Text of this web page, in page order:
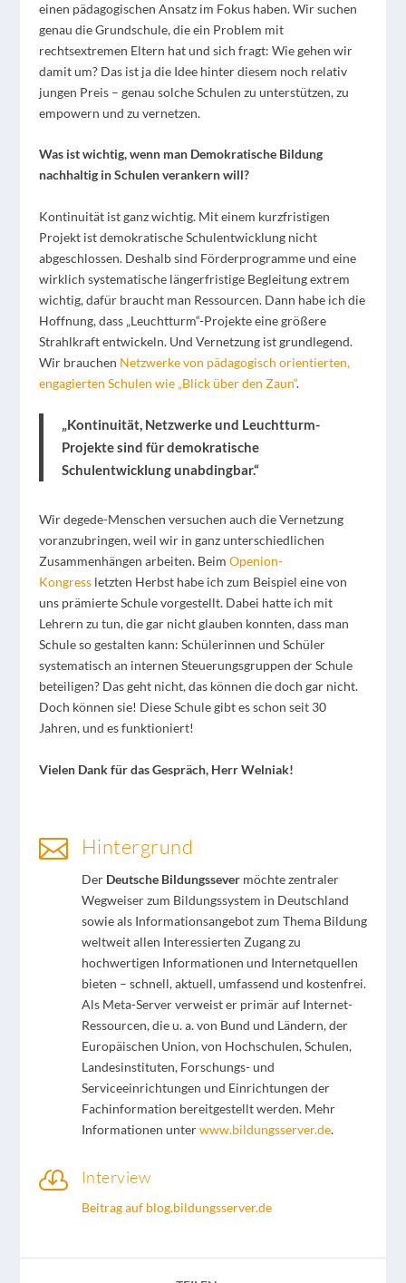
einen pädagogischen Ansatz im Fokus haben. Wir suchen
genau die Grundschule, die ein Problem mit
rechtsextremen Eltern hat und sich fragt: Wie gehen wir
damit um? Das ist ja die Idee hinter diesem noch relativ
jungen Preis – genau solche Schulen zu unterstützen, zu
empowern und zu vernetzen.
Was ist wichtig, wenn man Demokratische Bildung
nachhaltig in Schulen verankern will?
Kontinuität ist ganz wichtig. Mit einem kurzfristigen
Projekt ist demokratische Schulentwicklung nicht
abgeschlossen. Deshalb sind Förderprogramme und eine
wirklich systematische längerfristige Begleitung extrem
wichtig, dafür braucht man Ressourcen. Dann habe ich die
Hoffnung, dass „Leuchtturm“-Projekte eine größere
Strahlkraft entwickeln. Und Vernetzung ist grundlegend.
Wir brauchen Netzwerke von pädagogisch orientierten,
engagierten Schulen wie „Blick über den Zaun“.
„Kontinuität, Netzwerke und Leuchtturm-
Projekte sind für demokratische
Schulentwicklung unabdingbar.“
Wir degede-Menschen versuchen auch die Vernetzung
voranzubringen, weil wir in ganz unterschiedlichen
Zusammenhängen arbeiten. Beim Openion-
Kongress letzten Herbst habe ich zum Beispiel eine von
uns prämierte Schule vorgestellt. Dabei hatte ich mit
Lehrern zu tun, die gar nicht glauben konnten, dass man
Schule so gestalten kann: Schülerinnen und Schüler
systematisch an internen Steuerungsgruppen der Schule
beteiligen? Das geht nicht, das können die doch gar nicht.
Doch können sie! Diese Schule gibt es schon seit 30
Jahren, und es funktioniert!
Vielen Dank für das Gespräch, Herr Welniak!
 Hintergrund
Der Deutsche Bildungssevermöchte zentraler
Wegweiser zum Bildungssystem in Deutschland
sowie als Informationsangebot zum Thema Bildung
weltweit allen Interessierten Zugang zu
hochwertigen Informationen und Internetquellen
bieten – schnell, aktuell, umfassend und kostenfrei.
Als Meta-Server verweist er primär auf Internet-
Ressourcen, die u. a. von Bund und Ländern, der
Europäischen Union, von Hochschulen, Schulen,
Landesinstituten, Forschungs- und
Serviceeinrichtungen und Einrichtungen der
Fachinformation bereitgestellt werden. Mehr
Informationen unterwww.bildungsserver.de.
 Interview
Beitrag auf blog.bildungsserver.de